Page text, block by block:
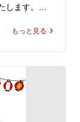
ます。
上の野菜が摂
せた本格派の
ます。
バラチャーシ
もっと見る